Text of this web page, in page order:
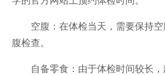
空腹：在体检当天，需要保持空
腹检查。
自备零食：由于体检时间较长，